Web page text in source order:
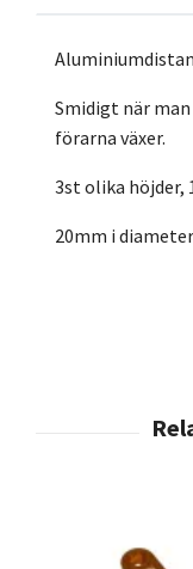
Smidigt när
förarna växer.
3st olika höjder,
20mm i